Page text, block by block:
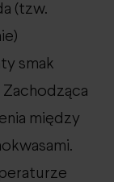
(tzw.
smak
między